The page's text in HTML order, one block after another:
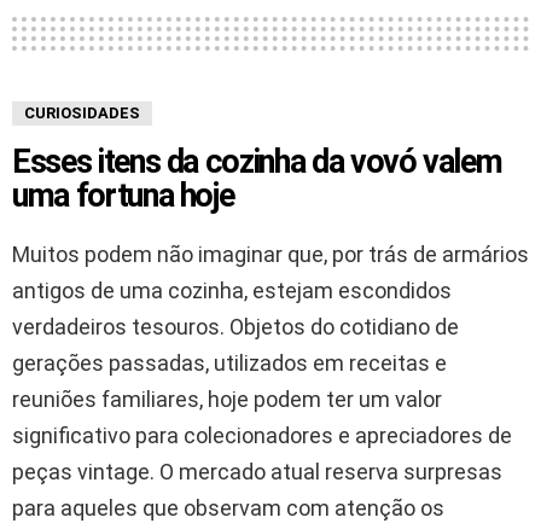
CURIOSIDADES
Esses itens da cozinha da vovó valem
uma fortuna hoje
Muitos podem não imaginar que, por trás de armários
antigos de uma cozinha, estejam escondidos
verdadeiros tesouros. Objetos do cotidiano de
gerações passadas, utilizados em receitas e
reuniões familiares, hoje podem ter um valor
significativo para colecionadores e apreciadores de
peças vintage. O mercado atual reserva surpresas
para aqueles que observam com atenção os